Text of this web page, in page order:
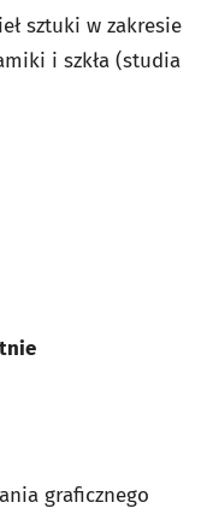
sztuki w zakresie
i szkła (studia
graficznego